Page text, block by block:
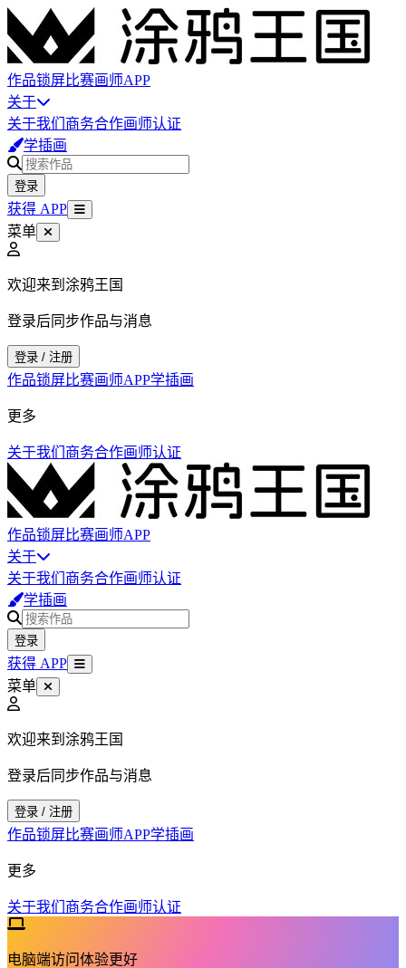
作品锁屏比赛画师APP
关于
关于我们 商务合作画师认证
学插画
登录
获得 APP
菜单
欢迎来到涂鸦王国
登录后同步作品与消息
登录 / 注册
作品锁屏比赛画师APP学插画
更多
关于我们 商务合作画师认证
作品锁屏比赛画师APP
关于
关于我们 商务合作画师认证
学插画
登录
获得 APP
菜单
欢迎来到涂鸦王国
登录后同步作品与消息
登录 / 注册
作品锁屏比赛画师APP学插画
更多
关于我们 商务合作画师认证
电脑端访问体验更好